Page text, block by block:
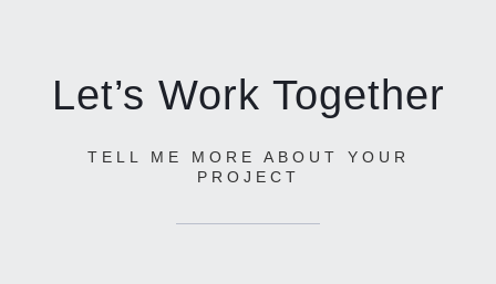
Let’s Work Together
TELL ME MORE ABOUT YOUR
PROJECT